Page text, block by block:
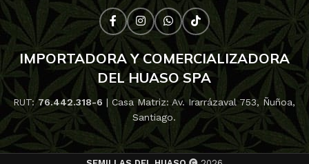
IMPORTADORA Y COMERCIALIZADORA
DEL HUASO SPA
RUT:76.442.318-6 | Casa Matriz: Av. Irarrázaval 753, Ñuñoa,
Santiago.